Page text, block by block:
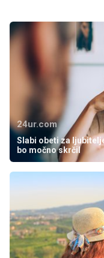
24ur.com
Slabi obeti za
bo močno skrčil